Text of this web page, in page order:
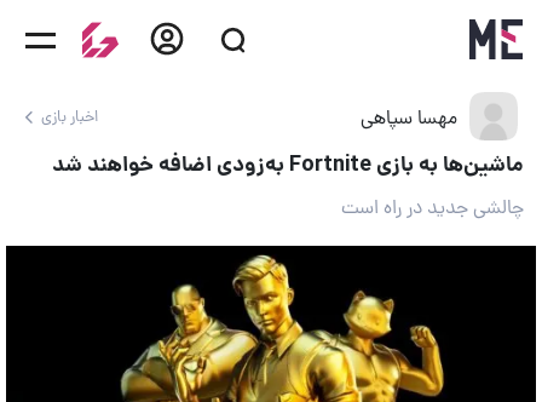
مهسا سپاهی اخبار بازی
ماشین‌ها به بازی Fortnite به‌زودی اضافه خواهند شد
چالشی جدید در راه است